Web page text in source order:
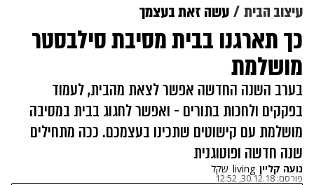
עיצוב הבית עשה זאת בעצמך
כך תארגנו בבית מסיבת סילבסטר
מושלמת
בערב השנה החדשה אפשר לצאת מהבית, לעמוד
בפקקים ולחכות בתורים - ואפשר לחגוג בבית במסיבה
מושלמת עם קישוטים שתכינו בעצמכם. ככה מתחילים
שנה חדשה ופוטוגנית
נועה קליין living שקל
פורסם:30.12.18, 12:52